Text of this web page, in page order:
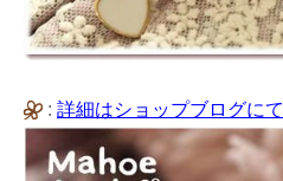
: 詳細はショップブログにて